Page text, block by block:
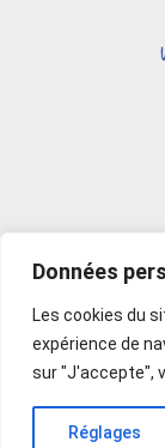
Données
Les cookies du
expérience de
sur "J'accepte",
Réglages
© 2019-2026